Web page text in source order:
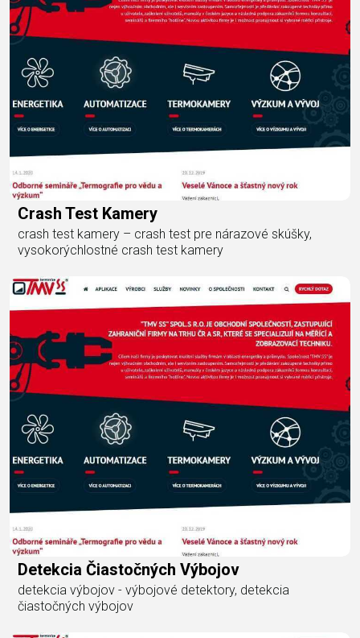
Crash Test Kamery
crash test kamery – crash test pre nárazové skúšky,
vysokorýchlostné crash test kamery
Detekcia Čiastočných Výbojov
detekcia výbojov - výbojové detektory, detekcia
čiastočných výbojov